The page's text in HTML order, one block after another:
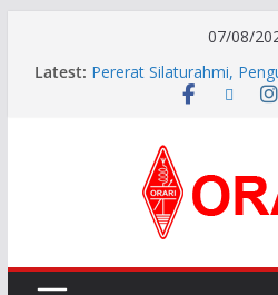
07/08/
Latest: Pererat Silaturahmi,
Audiensi dan Siap
Preparatory Group for
Aftiyedi Dalimunthe
Lokal Bengkalis
Ketua Orari Daerah Riau
Riau Beserta Jajaran